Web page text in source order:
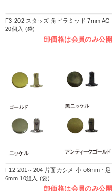
F3-202 スタッズ 角ピラミッド 7mm AG
20個入 (袋)
卸価格は会員のみ公開
F12-201～204 片面カシメ 小 φ6mm・足
6mm 10組入 (袋)
卸価格は会員のみ公開